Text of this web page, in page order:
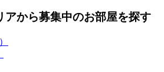
アから募集中のお部屋を探す